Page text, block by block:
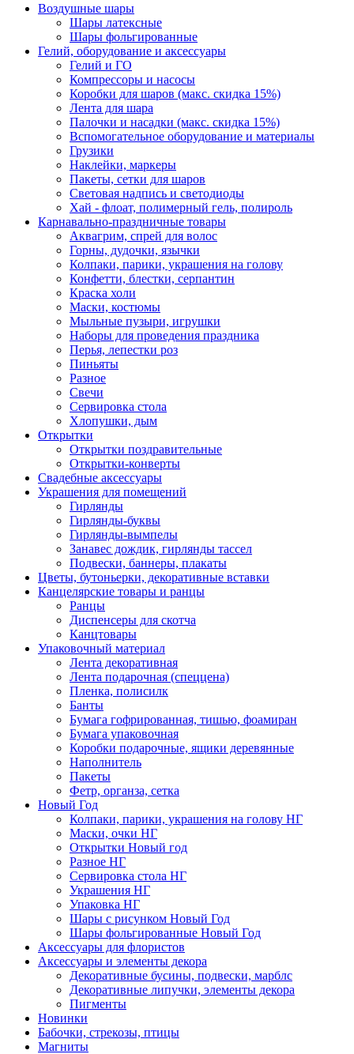
Воздушные шары
Шары латексные
Шары фольгированные
Гелий, оборудование и аксессуары
Гелий и ГО
Компрессоры и насосы
Коробки для шаров (макс. скидка 15%)
Лента для шара
Палочки и насадки (макс. скидка 15%)
Вспомогательное оборудование и материалы
Грузики
Наклейки, маркеры
Пакеты, сетки для шаров
Световая надпись и светодиоды
Хай - флоат, полимерный гель, полироль
Карнавально-праздничные товары
Аквагрим, спрей для волос
Горны, дудочки, язычки
Колпаки, парики, украшения на голову
Конфетти, блестки, серпантин
Краска холи
Маски, костюмы
Мыльные пузыри, игрушки
Наборы для проведения праздника
Перья, лепестки роз
Пиньяты
Разное
Свечи
Сервировка стола
Хлопушки, дым
Открытки
Открытки поздравительные
Открытки-конверты
Свадебные аксессуары
Украшения для помещений
Гирлянды
Гирлянды-буквы
Гирлянды-вымпелы
Занавес дождик, гирлянды тассел
Подвески, баннеры, плакаты
Цветы, бутоньерки, декоративные вставки
Канцелярские товары и ранцы
Ранцы
Диспенсеры для скотча
Канцтовары
Упаковочный материал
Лента декоративная
Лента подарочная (спеццена)
Пленка, полисилк
Банты
Бумага гофрированная, тишью, фоамиран
Бумага упаковочная
Коробки подарочные, ящики деревянные
Наполнитель
Пакеты
Фетр, органза, сетка
Новый Год
Колпаки, парики, украшения на голову НГ
Маски, очки НГ
Открытки Новый год
Разное НГ
Сервировка стола НГ
Украшения НГ
Упаковка НГ
Шары с рисунком Новый Год
Шары фольгированные Новый Год
Аксессуары для флористов
Аксессуары и элементы декора
Декоративные бусины, подвески, марблс
Декоративные липучки, элементы декора
Пигменты
Новинки
Бабочки, стрекозы, птицы
Магниты